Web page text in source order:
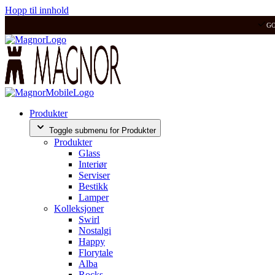
Hopp til innhold
Produkter
Toggle submenu for Produkter
Produkter
Glass
Interiør
Serviser
Bestikk
Lamper
Kolleksjoner
Swirl
Nostalgi
Happy
Florytale
Alba